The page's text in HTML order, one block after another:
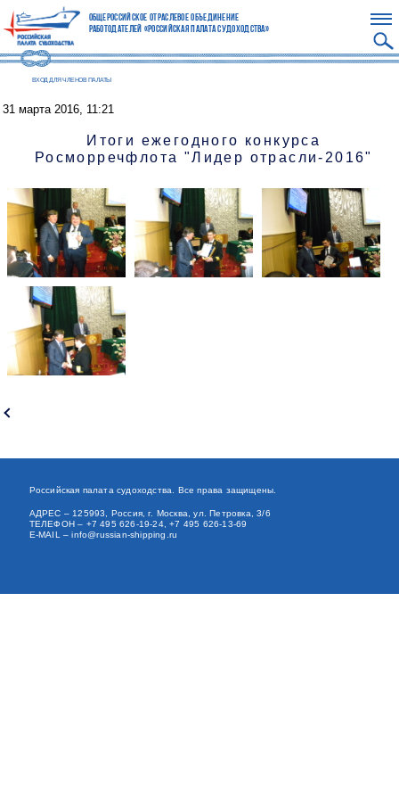
Общероссийское отраслевое объединение
работодателей «Российская палата судоходства»
ВХОД ДЛЯ ЧЛЕНОВ ПАЛАТЫ
31 марта 2016, 11:21
Итоги ежегодного конкурса
Росморречфлота "Лидер отрасли-2016"
Российская палата судоходства. Все права защищены.
АДРЕС – 125993, Россия, г. Москва, ул. Петровка, 3/6
ТЕЛЕФОН– +7 495 626-19-24, +7 495 626-13-69
E-MAIL
–info@russian-shipping.ru